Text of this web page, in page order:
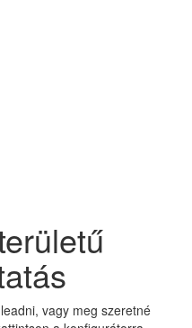
vagy meg szeretné